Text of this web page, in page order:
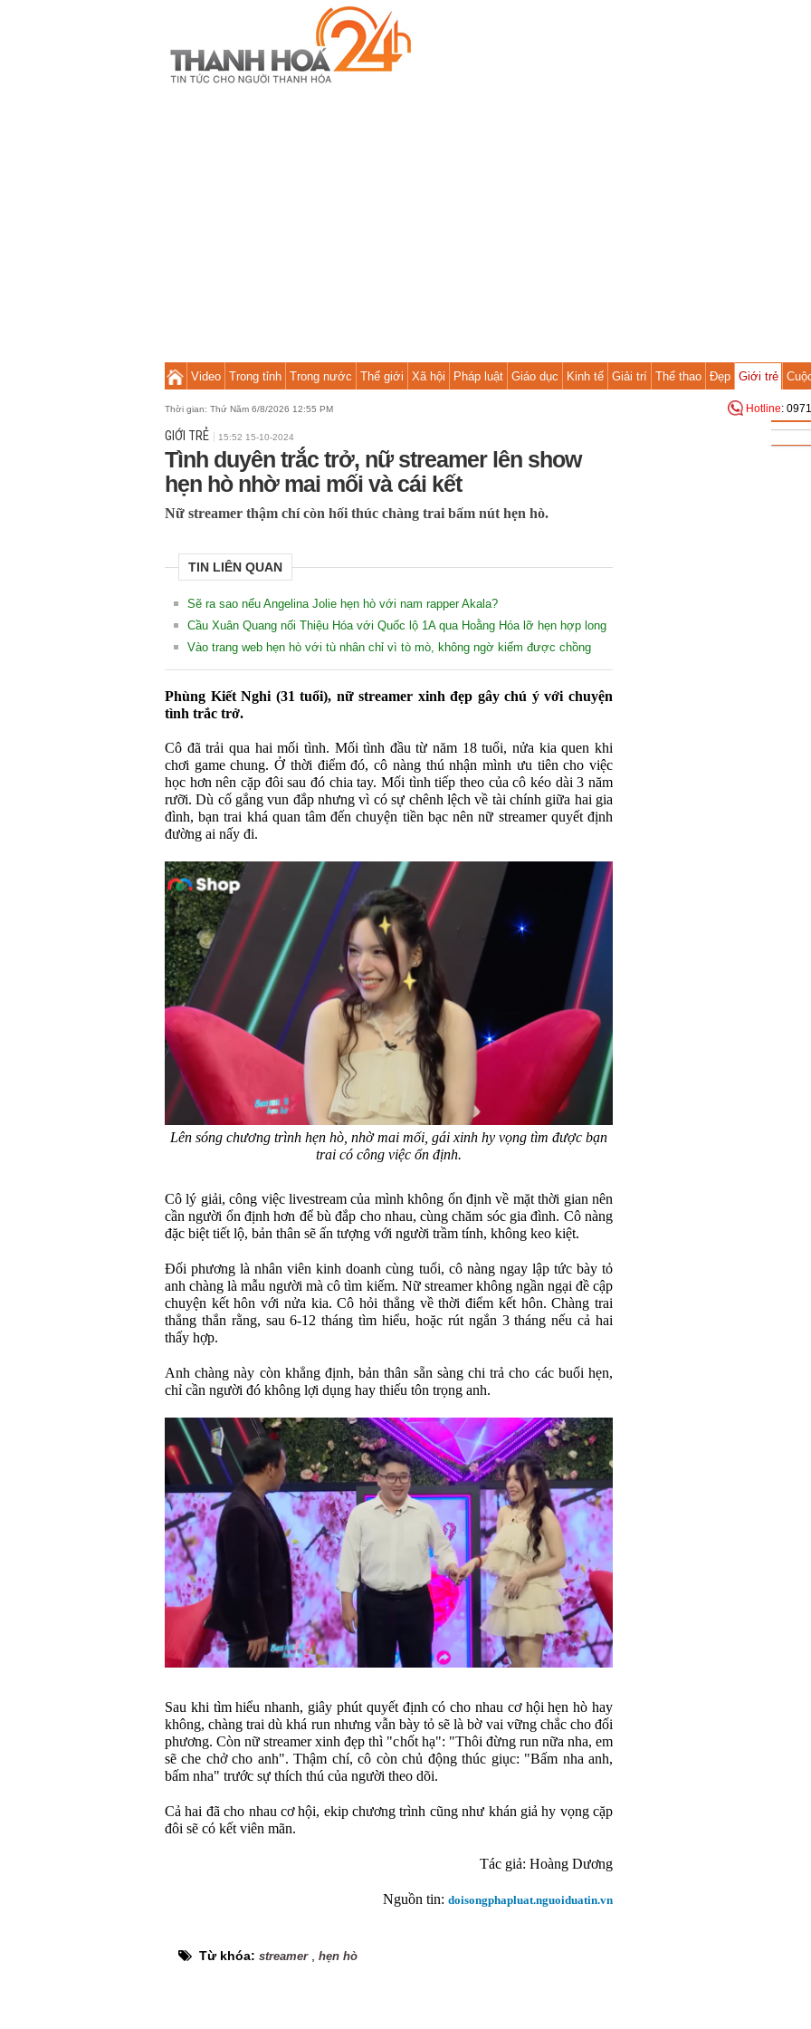
Video Trong tỉnh Trong nước Thế giới Xã hội Pháp luật Giáo dục Kinh tế Giải trí Thể thao Đẹp Giới trẻ
Thời gian: Thứ Năm 6/8/2026 12:55 PM Hotline:
GIỚI TRẺ 15:52 15-10-2024
Tình duyên trắc trở, nữ streamer lên show
hẹn hò nhờ mai mối và cái kết
Nữ streamer thậm chí còn hối thúc chàng trai bấm nút hẹn hò.
TIN LIÊN QUAN
Sẽ ra sao nếu Angelina Jolie hẹn hò với nam rapper Akala?
Cầu Xuân Quang nối Thiệu Hóa với Quốc lộ 1A qua Hoằng Hóa lỡ hẹn hợp long
Vào trang web hẹn hò với tù nhân chỉ vì tò mò, không ngờ kiếm được chồng
Phùng Kiết Nghi (31 tuổi), nữ streamer xinh đẹp gây chú ý với chuyện
tình trắc trở.
Cô đã trải qua hai mối tình. Mối tình đầu từ năm 18 tuổi, nửa kia quen khi
chơi game chung. Ở thời điểm đó, cô nàng thú nhận mình ưu tiên cho việc
học hơn nên cặp đôi sau đó chia tay. Mối tình tiếp theo của cô kéo dài 3 năm
rưỡi. Dù cố gắng vun đắp nhưng vì có sự chênh lệch về tài chính giữa hai gia
đình, bạn trai khá quan tâm đến chuyện tiền bạc nên nữ streamer quyết định
đường ai nấy đi.
Lên sóng chương trình hẹn hò, nhờ mai mối, gái xinh hy vọng tìm được bạn
trai có công việc ổn định.
Cô lý giải, công việc livestream của mình không ổn định về mặt thời gian nên
cần người ổn định hơn để bù đắp cho nhau, cùng chăm sóc gia đình. Cô nàng
đặc biệt tiết lộ, bản thân sẽ ấn tượng với người trầm tính, không keo kiệt.
Đối phương là nhân viên kinh doanh cùng tuổi, cô nàng ngay lập tức bày tỏ
anh chàng là mẫu người mà cô tìm kiếm. Nữ streamer không ngần ngại đề cập
chuyện kết hôn với nửa kia. Cô hỏi thẳng về thời điểm kết hôn. Chàng trai
thẳng thắn rằng, sau 6-12 tháng tìm hiểu, hoặc rút ngắn 3 tháng nếu cả hai
thấy hợp.
Anh chàng này còn khẳng định, bản thân sẵn sàng chi trả cho các buổi hẹn,
chỉ cần người đó không lợi dụng hay thiếu tôn trọng anh.
Sau khi tìm hiểu nhanh, giây phút quyết định có cho nhau cơ hội hẹn hò hay
không, chàng trai dù khá run nhưng vẫn bày tỏ sẽ là bờ vai vững chắc cho đối
phương. Còn nữ streamer xinh đẹp thì "chốt hạ": "Thôi đừng run nữa nha, em
sẽ che chở cho anh". Thậm chí, cô còn chủ động thúc giục: "Bấm nha anh,
bấm nha" trước sự thích thú của người theo dõi.
Cả hai đã cho nhau cơ hội, ekip chương trình cũng như khán giả hy vọng cặp
đôi sẽ có kết viên mãn.
Tác giả: Hoàng Dương
Nguồn tin: doisongphapluat.nguoiduatin.vn
Từ khóa: streamer, hẹn hò